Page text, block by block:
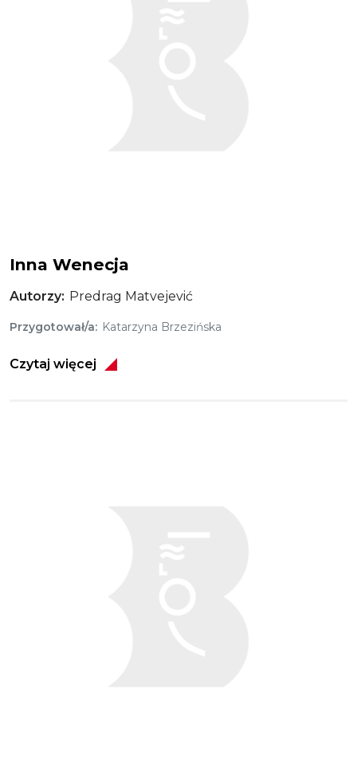
Inna Wenecja
Autorzy Predrag Matvejević
Przygotował/a Katarzyna Brzezińska
Czytaj więcej